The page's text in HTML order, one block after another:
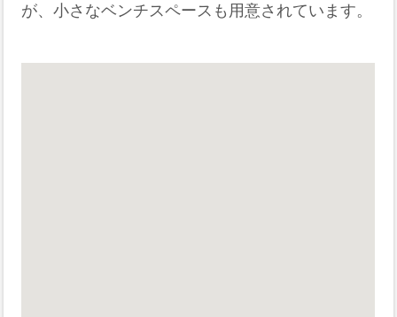
が、小さなベンチスペースも用意されています。